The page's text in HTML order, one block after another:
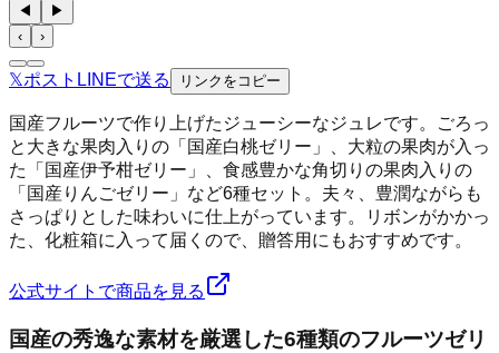
◀
▶
‹
›
𝕏ポスト LINEで送る リンクをコピー
国産フルーツで作り上げたジューシーなジュレです。ごろっ
と大きな果肉入りの「国産白桃ゼリー」、大粒の果肉が入っ
た「国産伊予柑ゼリー」、食感豊かな角切りの果肉入りの
「国産りんごゼリー」など6種セット。夫々、豊潤ながらも
さっぱりとした味わいに仕上がっています。リボンがかかっ
た、化粧箱に入って届くので、贈答用にもおすすめです。
公式サイトで商品を見る
国産の秀逸な素材を厳選した6種類のフルーツゼリ